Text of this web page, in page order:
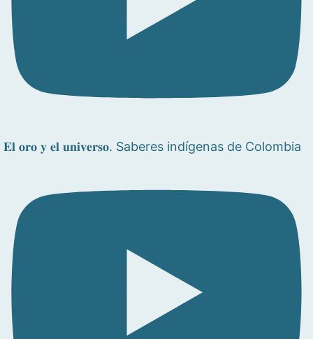
𝐄𝐥 𝐨𝐫𝐨 𝐲 𝐞𝐥 𝐮𝐧𝐢𝐯𝐞𝐫𝐬𝐨. Saberes indígenas de Colombia